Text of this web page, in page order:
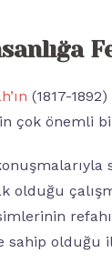
(1817-
çok önemli
olduğu
olduğu